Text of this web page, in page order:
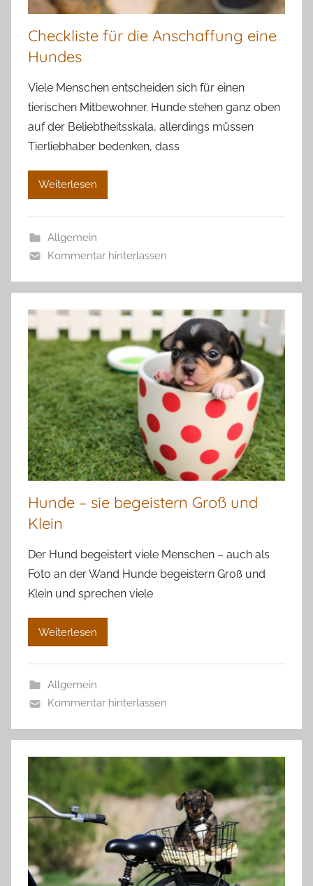
Checkliste für die Anschaffung eine
Hundes
Viele Menschen entscheiden sich für einen
tierischen Mitbewohner. Hunde stehen ganz oben
auf der Beliebtheitsskala, allerdings müssen
Tierliebhaber bedenken, dass
Weiterlesen
Allgemein
Kommentar hinterlassen
Hunde – sie begeistern Groß und
Klein
Der Hund begeistert viele Menschen – auch als
Foto an der Wand Hunde begeistern Groß und
Klein und sprechen viele
Weiterlesen
Allgemein
Kommentar hinterlassen